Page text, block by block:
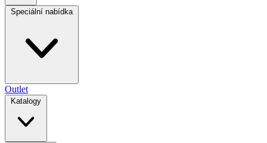
Speciální nabídka
Outlet
Katalogy